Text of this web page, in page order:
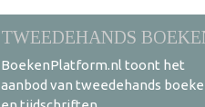
TWEEDEHANDS
BoekenPlatform.nl toont het
aanbod van tweedehands